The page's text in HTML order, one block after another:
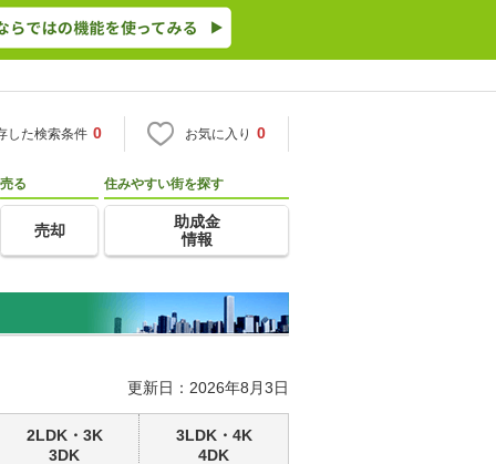
した検索条件 0 お気に入り 0
売る
売却
住みやすい街を探す
助成金
情報
更新日：2026年8月3日
2LDK・3K
3DK
3LDK・4K
4DK